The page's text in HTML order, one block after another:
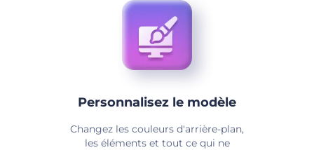
Personnalisez le modèle
Changez les couleurs d'arrière-plan,
les éléments et tout ce qui ne